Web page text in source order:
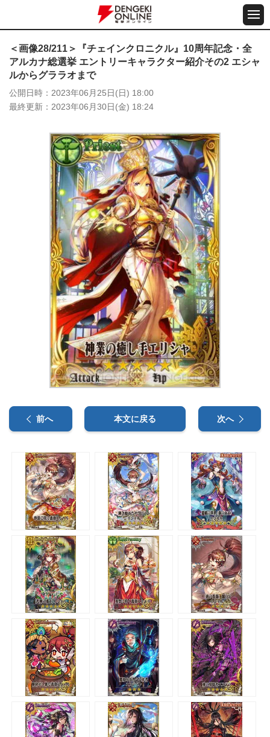
＜画像28/211＞『チェインクロニクル』10周年記念・全
アルカナ総選挙 エントリーキャラクター紹介その2 エシャ
ルからグララオまで
公開日時
2023年06月25日(日) 18:00
最終更新
2023年06月30日(金) 18:24
前へ 本文に戻る 次へ